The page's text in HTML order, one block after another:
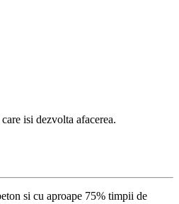
isi dezvolta afacerea.
si cu aproape 75% timpii de